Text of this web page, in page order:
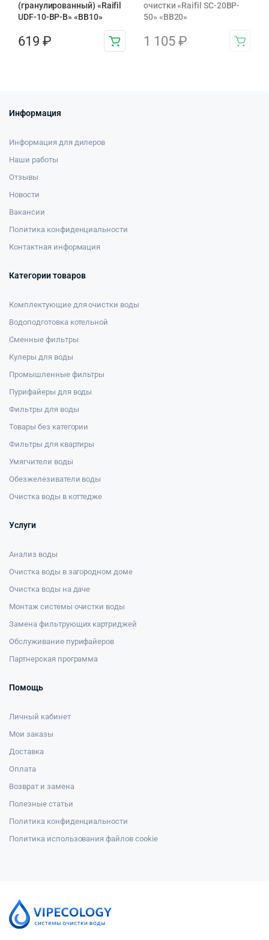
(гранулированный) «Raifil
UDF-10-BP-B» «BB10»
619 ₽
очистки «Raifil SC-20BP-
50» «BB20»
1 105 ₽
Информация
Информация для дилеров
Наши работы
Отзывы
Новости
Вакансии
Политика конфиденциальности
Контактная информация
Категории товаров
Комплектующие для очистки воды
Водоподготовка котельной
Сменные фильтры
Кулеры для воды
Промышленные фильтры
Пурифайеры для воды
Фильтры для воды
Товары без категории
Фильтры для квартиры
Умягчители воды
Обезжелезиватели воды
Очистка воды в коттедже
Услуги
Анализ воды
Очистка воды в загородном доме
Очистка воды на даче
Монтаж системы очистки воды
Замена фильтрующих картриджей
Обслуживание пурифайеров
Партнерская программа
Помощь
Личный кабинет
Мои заказы
Доставка
Оплата
Возврат и замена
Полезные статьи
Политика конфиденциальности
Политика использования файлов cookie